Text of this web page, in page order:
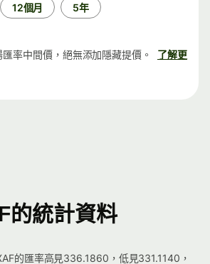
12個月 5年
率中間價，絕無添加隱藏提價。
了解更
的統計資料
的匯率高見336.1860，低見331.1140，